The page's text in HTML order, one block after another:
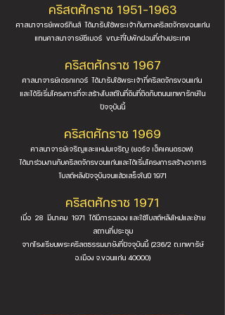
คริสตศักราช 1951-1963
ศาสนาจารย์เพอร์กินส์ ได้มารับใช้พระเจ้ากับทางคริสตจักรขอนแก่น
แทนศาสนาจารย์ซีเมอร์ ขณะที่ไปพักผ่อนที่ต่างประเทศ
คริสตศักราช 1967
ศาสนาจารย์เดรกเกอร์ ได้มารับใช้พระเจ้าที่คริสตจักรขอนแก่น
และได้ริเริ่มโครงการที่จะสร้างโบสถ์ในที่ดินที่ติดกับถนนเทพารักษ์ใน
ปัจจุบันนี้
คริสตศักราช 1969
ศาสนาจารย์เจริญและแหม่มเจริญ (ยอร์จ เฮ็คเคนดรอฟ)
ได้มาร่วมงานกับคริสตจักรขอนแก่นและได้เริ่มโครงการสร้างอาคาร
โบสถ์หลังปัจจุบันจนแล้วเสร็จในปี 1971
คริสตศักราช 1971
เมื่อ 28 มีนาคม 1971 ได้มีการฉลอง และใช้โบสถ์หลังใหม่และย้าย
สถานที่ประชุม
จากโรงเรียนพระคริสตธรรมมายังที่ปัจจุบันนี้ (236/2 ถ.เทพารัษ์
อ.เมือง จ.ขอนแก่น 40000)